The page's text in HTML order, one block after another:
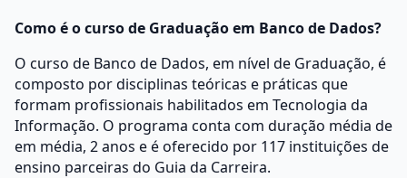
Como é o curso de Graduação em Banco de Dados?
O curso de Banco de Dados, em nível de Graduação, é
composto por disciplinas teóricas e práticas que
formam profissionais habilitados em Tecnologia da
Informação. O programa conta com duração média de
em média, 2 anos e é oferecido por 117 instituições de
ensino parceiras do Guia da Carreira.